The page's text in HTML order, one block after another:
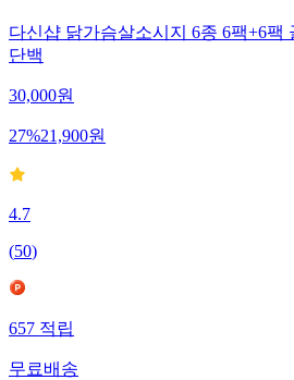
다신샵 닭가슴살소시지 6종 6팩+6팩
단백
30,000원
27%21,900원
4.7
(50)
657 적립
무료배송